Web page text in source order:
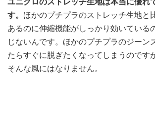
す。 ほかのプチプラのストレッチ生地と
あるのに伸縮機能がしっかり効いている
じないんです。ほかのプチプラのジーン
たらすぐに脱ぎたくなってしまうのです
そんな風にはなりません。